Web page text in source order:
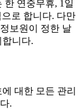
한 연중무휴, 1일
으로 합니다. 다만
보원이 정한 날
니다.
대한 모든 관리
.